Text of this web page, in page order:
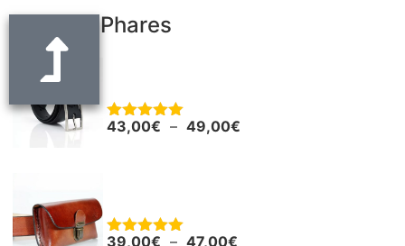
Produits Phares
Note5.00
43,00€ – 49,00€
39,00€ – 47,00€